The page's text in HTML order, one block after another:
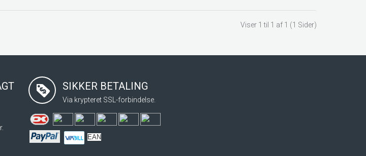
Viser 1 til 1 af 1 (1 Sider)
SIKKER BETALING
Via krypteret SSL-forbindelse.
EAN